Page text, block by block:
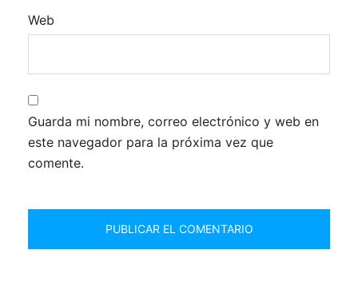
Web
Guarda mi nombre, correo electrónico y web en
este navegador para la próxima vez que
comente.